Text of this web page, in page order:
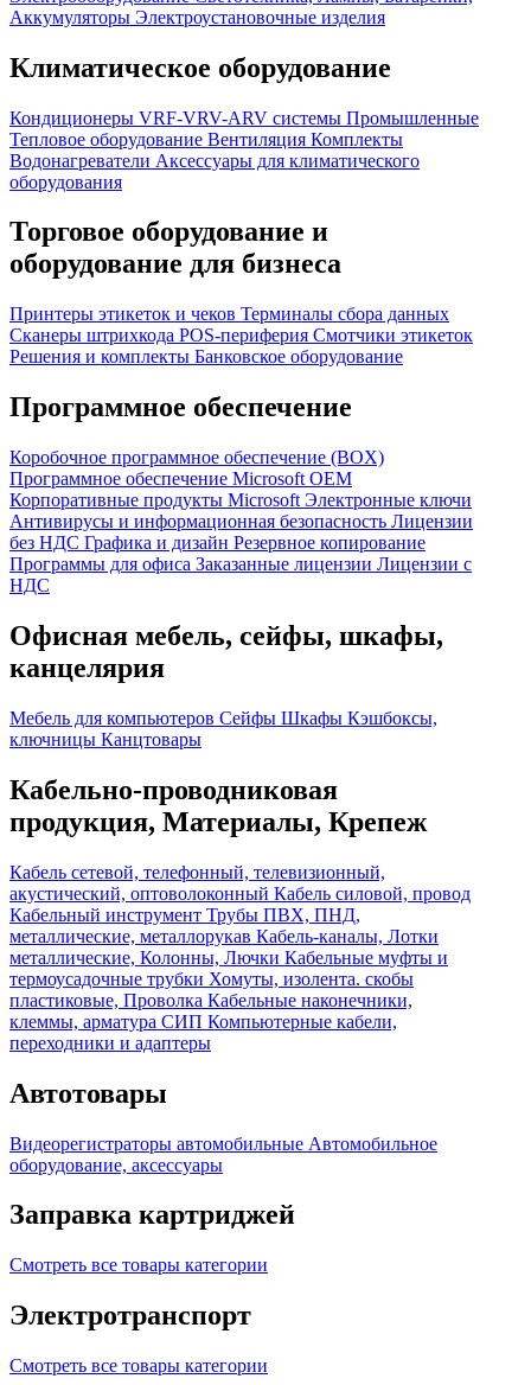
Аккумуляторы Электроустановочные изделия
Климатическое оборудование
Кондиционеры VRF-VRV-ARV системы Промышленные
Тепловое оборудование Вентиляция Комплекты
Водонагреватели Аксессуары для климатического
оборудования
Торговое оборудование и
оборудование для бизнеса
Принтеры этикеток и чеков Терминалы сбора данных
Сканеры штрихкода POS-периферия Смотчики этикеток
Решения и комплекты Банковское оборудование
Программное обеспечение
Коробочное программное обеспечение (BOX)
Программное обеспечение Microsoft OEM
Корпоративные продукты Microsoft Электронные ключи
Антивирусы и информационная безопасность Лицензии
без НДС Графика и дизайн Резервное копирование
Программы для офиса Заказанные лицензии Лицензии с
НДС
Офисная мебель, сейфы, шкафы,
канцелярия
Мебель для компьютеров Сейфы Шкафы Кэшбоксы,
ключницы Канцтовары
Кабельно-проводниковая
продукция, Материалы, Крепеж
Кабель сетевой, телефонный, телевизионный,
акустический, оптоволоконный Кабель силовой, провод
Кабельный инструмент Трубы ПВХ, ПНД,
металлические, металлорукав Кабель-каналы, Лотки
металлические, Колонны, Лючки Кабельные муфты и
термоусадочные трубки Хомуты, изолента. скобы
пластиковые, Проволка Кабельные наконечники,
клеммы, арматура СИП Компьютерные кабели,
переходники и адаптеры
Автотовары
Видеорегистраторы автомобильные Автомобильное
оборудование, аксессуары
Заправка картриджей
Смотреть все товары категории
Электротранспорт
Смотреть все товары категории